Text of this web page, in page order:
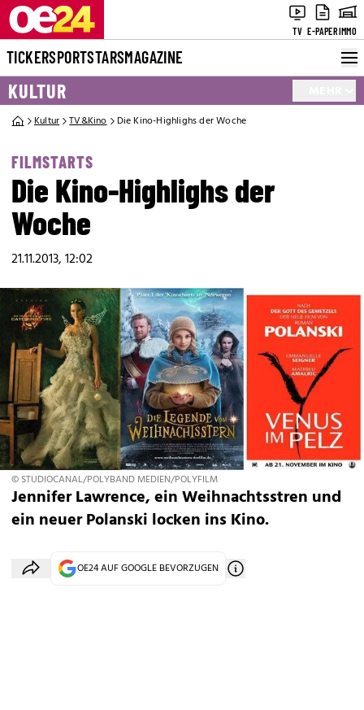
TV E-PAPERIMMO
TICKERSPORTSTARSMAGAZINE
KULTUR
Kultur TV&Kino Die Kino-Highlighs der Woche
FILMSTARTS
Die Kino-Highlighs der
Woche
21.11.2013, 12:02
© STUDIOCANAL/POLYBAND MEDIEN/POLYFILM
Jennifer Lawrence, ein Weihnachtsstren und
ein neuer Polanski locken ins Kino.
OE24 AUF GOOGLE BEVORZUGEN